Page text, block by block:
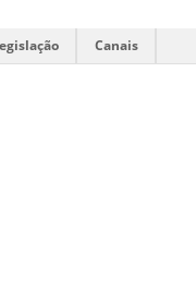
Canais